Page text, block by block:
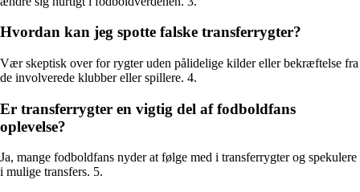
Hvordan kan jeg spotte falske transferrygter?
Vær skeptisk over for rygter uden pålidelige kilder eller bekræftelse fra
de involverede klubber eller spillere. 4.
Er transferrygter en vigtig del af fodboldfans
oplevelse?
Ja, mange fodboldfans nyder at følge med i transferrygter og spekulere
i mulige transfers. 5.